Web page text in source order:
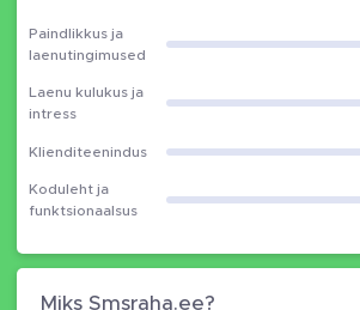
Paindlikkus ja
laenutingimused
Laenu kulukus ja
intress
Klienditeenindus
Koduleht ja
funktsionaalsus
Miks Smsraha.ee?